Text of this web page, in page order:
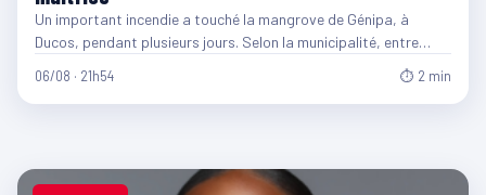
Un important incendie a touché la mangrove de Génipa, à
Ducos, pendant plusieurs jours. Selon la municipalité, entre…
06/08 · 21h54 ⏱ 2 min